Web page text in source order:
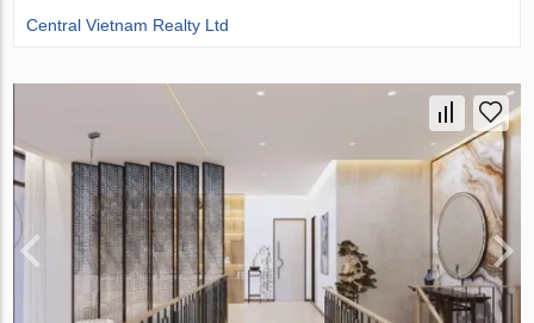
Central Vietnam Realty Ltd